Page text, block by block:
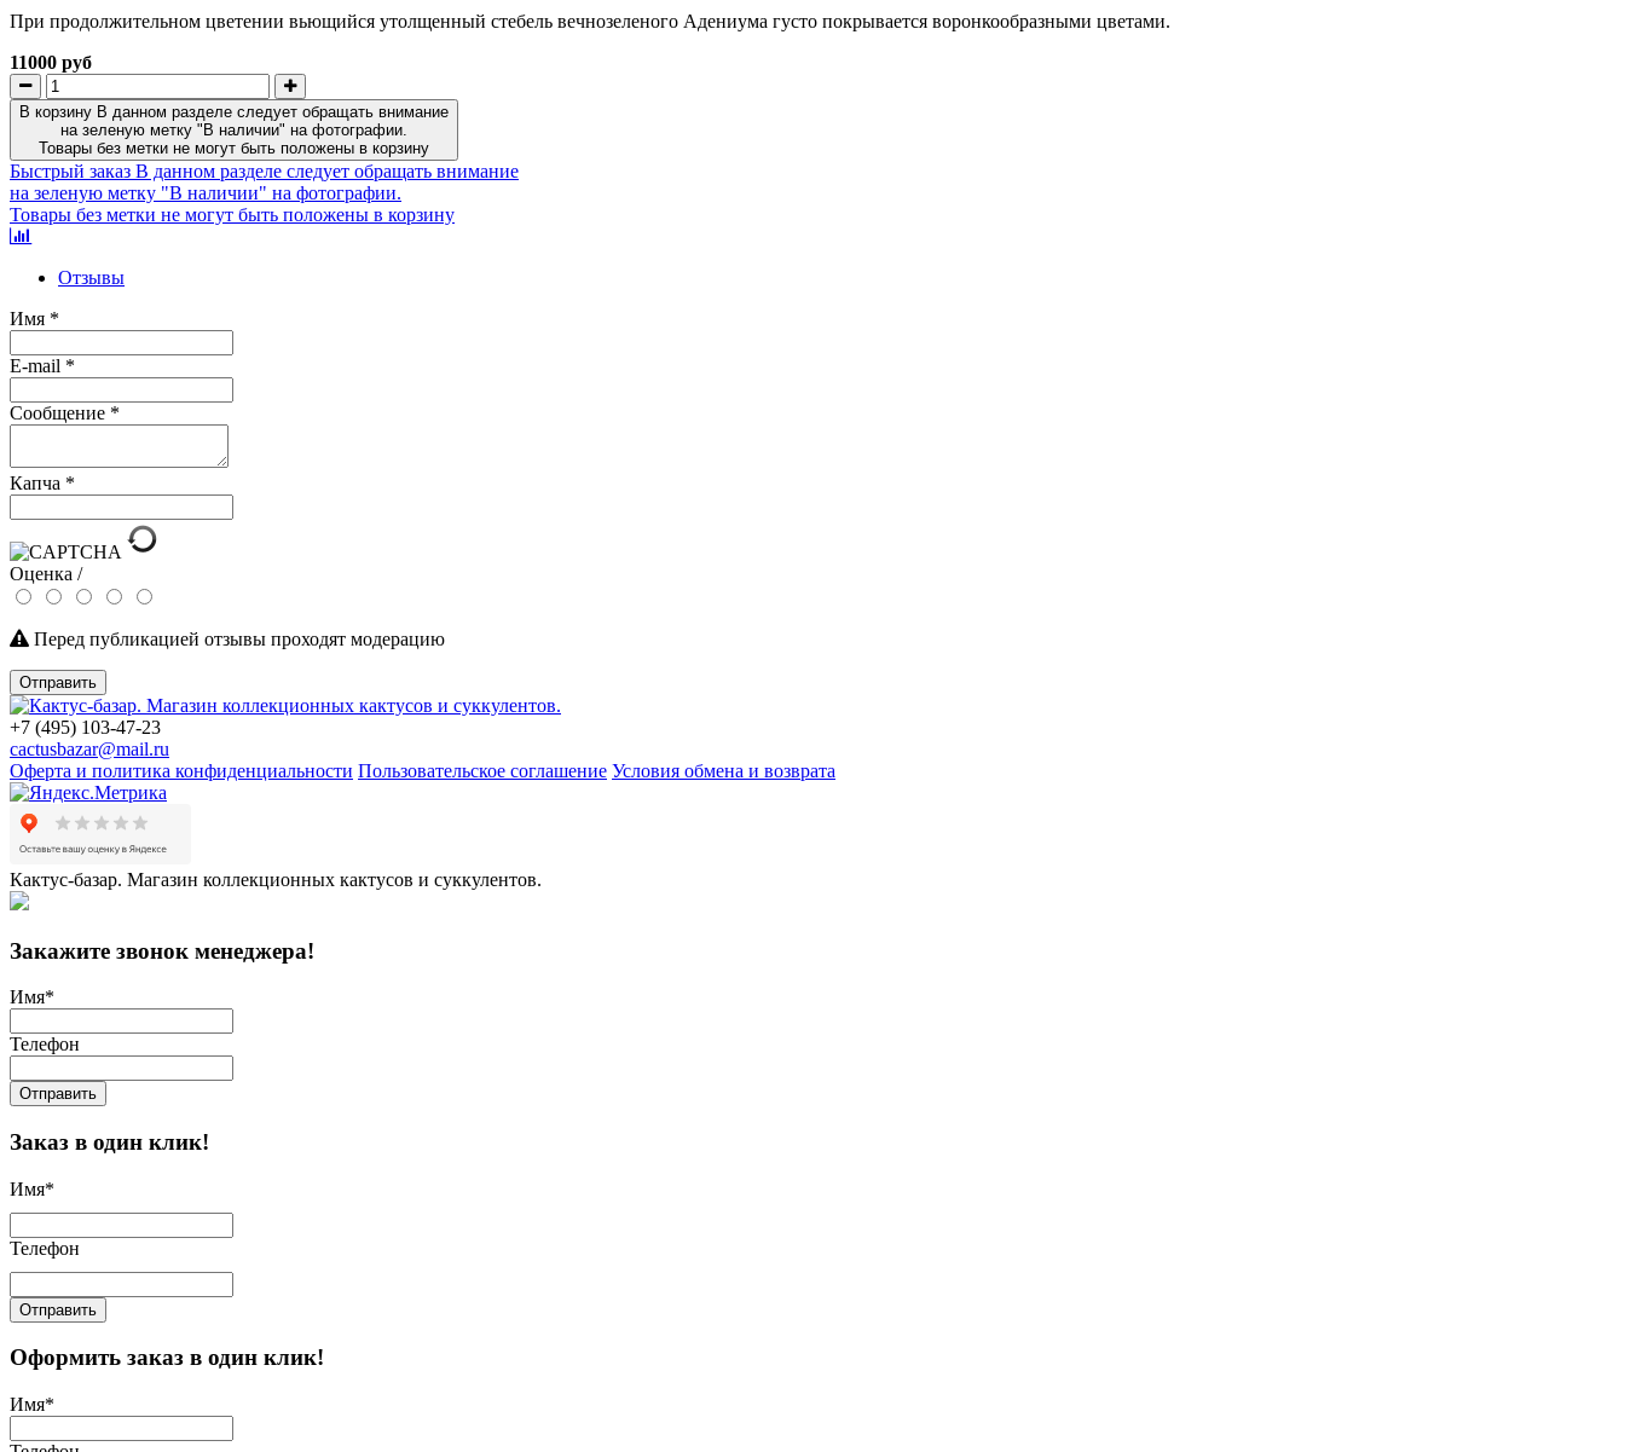
При продолжительном цветении вьющийся утолщенный стебель вечнозеленого Адениума густо покрывается воронкообразными цветами.
11000 руб
В корзину В данном разделе следует обращать внимание
на зеленую метку "В наличии" на фотографии.
Товары без метки не могут быть положены в корзину
Быстрый заказ В данном разделе следует обращать внимание
на зеленую метку "В наличии" на фотографии.
Товары без метки не могут быть положены в корзину
Отзывы
Имя *
E-mail *
Сообщение *
Капча *
Оценка /
Перед публикацией отзывы проходят модерацию
Отправить
+7 (495) 103-47-23
cactusbazar@mail.ru
Оферта и политика конфиденциальности Пользовательское соглашение Условия обмена и возврата
Кактус-базар. Магазин коллекционных кактусов и суккулентов.
Закажите звонок менеджера!
Имя*
Телефон
Отправить
Заказ в один клик!
Имя*
Телефон
Отправить
Оформить заказ в один клик!
Имя*